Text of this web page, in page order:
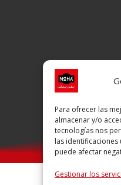
Para ofrecer las
almacenar y/o
tecnologías nos
las
puede afectar
Gestionar los